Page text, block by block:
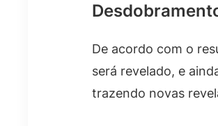
De acordo com o
será revelado, e
trazendo novas